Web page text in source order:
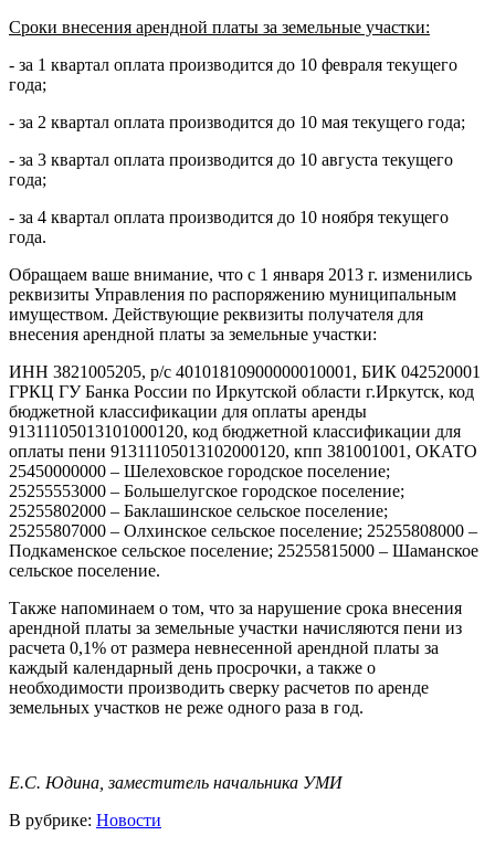
Сроки внесения арендной платы за земельные участки:
- за 1 квартал оплата производится до 10 февраля текущего
года;
- за 2 квартал оплата производится до 10 мая текущего года;
- за 3 квартал оплата производится до 10 августа текущего
года;
- за 4 квартал оплата производится до 10 ноября текущего
года.
Обращаем ваше внимание, что с 1 января 2013 г. изменились
реквизиты Управления по распоряжению муниципальным
имуществом. Действующие реквизиты получателя для
внесения арендной платы за земельные участки:
ИНН 3821005205, р/с 40101810900000010001, БИК 042520001
ГРКЦ ГУ Банка России по Иркутской области г.Иркутск, код
бюджетной классификации для оплаты аренды
91311105013101000120, код бюджетной классификации для
оплаты пени 91311105013102000120, кпп 381001001, ОКАТО
25450000000 – Шелеховское городское поселение;
25255553000 – Большелугское городское поселение;
25255802000 – Баклашинское сельское поселение;
25255807000 – Олхинское сельское поселение; 25255808000 –
Подкаменское сельское поселение; 25255815000 – Шаманское
сельское поселение.
Также напоминаем о том, что за нарушение срока внесения
арендной платы за земельные участки начисляются пени из
расчета 0,1% от размера невнесенной арендной платы за
каждый календарный день просрочки, а также о
необходимости производить сверку расчетов по аренде
земельных участков не реже одного раза в год.
Е.С. Юдина, заместитель начальника УМИ
В рубрике: Новости